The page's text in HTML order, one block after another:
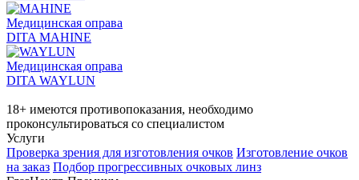
Медицинская оправа
DITA MAHINE
Медицинская оправа
DITA WAYLUN
18+ имеются противопоказания, необходимо
проконсультироваться со специалистом
Услуги
Проверка зрения для изготовления очков Изготовление очков
на заказ Подбор прогрессивных очковых линз